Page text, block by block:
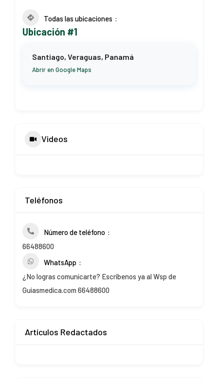
Todas las ubicaciones
Ubicación #1
Santiago, Veraguas, Panamá
Abrir en Google Maps
Videos
Teléfonos
Número de teléfono
66488600
WhatsApp
¿No logras comunicarte? Escríbenos ya al Wsp de
Guiasmedica.com 66488600
Artículos Redactados